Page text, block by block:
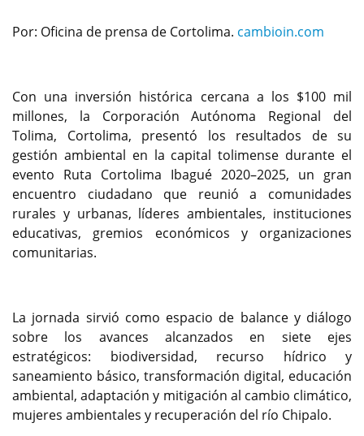
Por: Oficina de prensa de Cortolima. cambioin.com
Con una inversión histórica cercana a los $100 mil
millones, la Corporación Autónoma Regional del
Tolima, Cortolima, presentó los resultados de su
gestión ambiental en la capital tolimense durante el
evento Ruta Cortolima Ibagué 2020–2025, un gran
encuentro ciudadano que reunió a comunidades
rurales y urbanas, líderes ambientales, instituciones
educativas, gremios económicos y organizaciones
comunitarias.
La jornada sirvió como espacio de balance y diálogo
sobre los avances alcanzados en siete ejes
estratégicos: biodiversidad, recurso hídrico y
saneamiento básico, transformación digital, educación
ambiental, adaptación y mitigación al cambio climático,
mujeres ambientales y recuperación del río Chipalo.